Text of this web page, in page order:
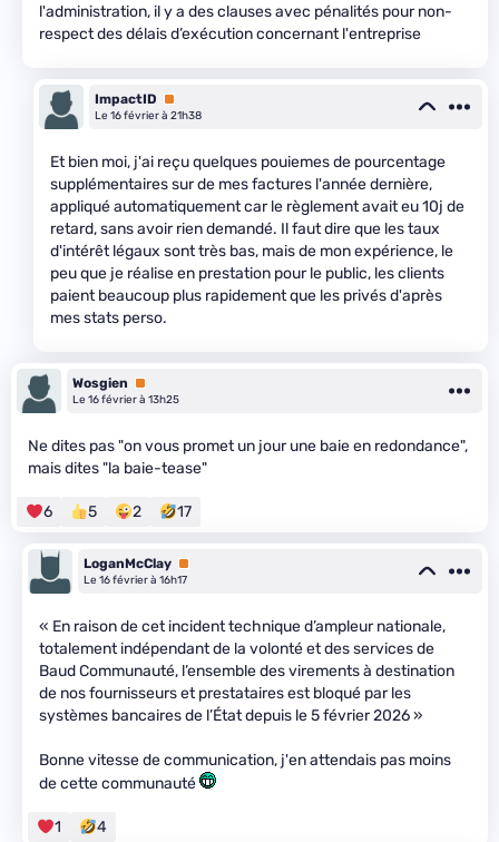
l'administration, il y a des clauses avec pénalités pour non-
respect des délais d’exécution concernant l'entreprise
ImpactID
Premium
Le 16 février à 21h38
Et bien moi, j'ai reçu quelques pouiemes de pourcentage
supplémentaires sur de mes factures l'année dernière,
appliqué automatiquement car le règlement avait eu 10j de
retard, sans avoir rien demandé. Il faut dire que les taux
d'intérêt légaux sont très bas, mais de mon expérience, le
peu que je réalise en prestation pour le public, les clients
paient beaucoup plus rapidement que les privés d'après
mes stats perso.
Wosgien
Premium
Le 16 février à 13h25
Ne dites pas "on vous promet un jour une baie en redondance",
mais dites "la baie-tease"
6 5 2 17
LoganMcClay Premium
Le 16 février à 16h17
« En raison de cet incident technique d’ampleur nationale,
totalement indépendant de la volonté et des services de
Baud Communauté, l’ensemble des virements à destination
de nos fournisseurs et prestataires est bloqué par les
systèmes bancaires de l’État depuis le 5 février 2026 »
Bonne vitesse de communication, j'en attendais pas moins
de cette communauté
1 4